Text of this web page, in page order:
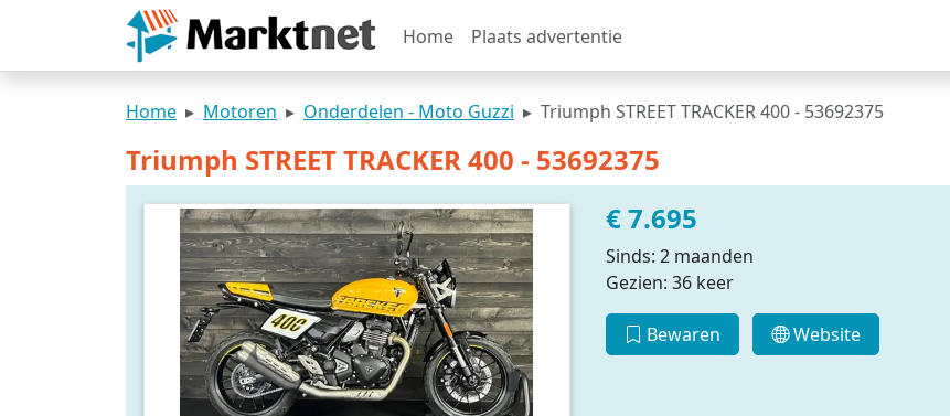
Home Plaats advertentie
Home Motoren Onderdelen - Moto Guzzi Triumph STREET TRACKER 400 - 53692375
Triumph STREET TRACKER 400 - 53692375
€ 7.695
Sinds: 2 maanden
Gezien: 36 keer
Bewaren Website